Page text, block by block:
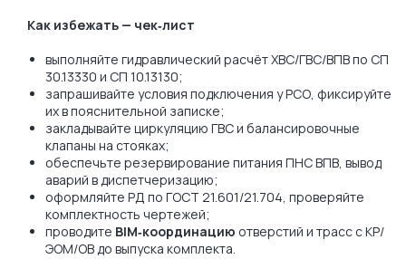
Как избежать — чек‑лист
выполняйте гидравлический расчёт ХВС/ГВС/ВПВ по СП
30.13330 и СП 10.13130;
запрашивайте условия подключения у РСО, фиксируйте
их в пояснительной записке;
закладывайте циркуляцию ГВС и балансировочные
клапаны на стояках;
обеспечьте резервирование питания ПНС ВПВ, вывод
аварий в диспетчеризацию;
оформляйте РД по ГОСТ 21.601/21.704, проверяйте
комплектность чертежей;
проводите BIM‑координацию отверстий и трасс с КР/
ЭОМ/ОВ до выпуска комплекта.